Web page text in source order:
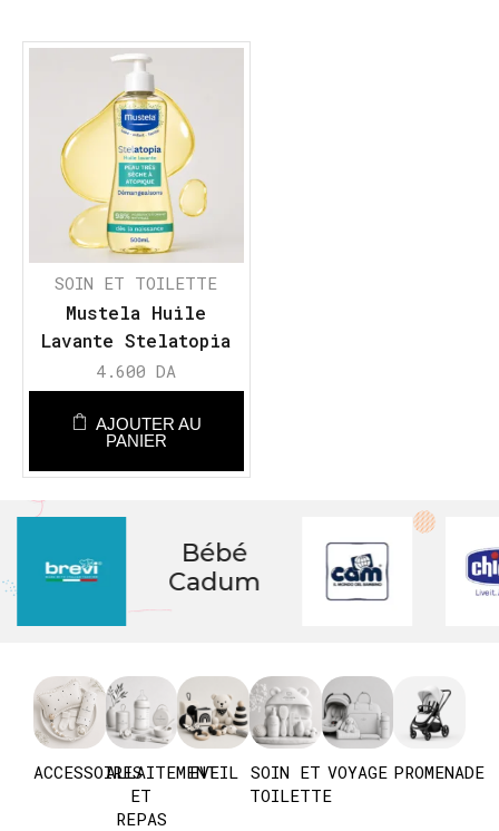
SOIN ET TOILETTE
Mustela Huile
Lavante Stelatopia
au Tournesol BIO
4.600DA
AJOUTER AU
PANIER
Bébé
Cadum
ACCESSOIRESALLAITEMENT
ET
REPAS
EVEIL SOIN ET
TOILETTE
VOYAGE PROMENADE